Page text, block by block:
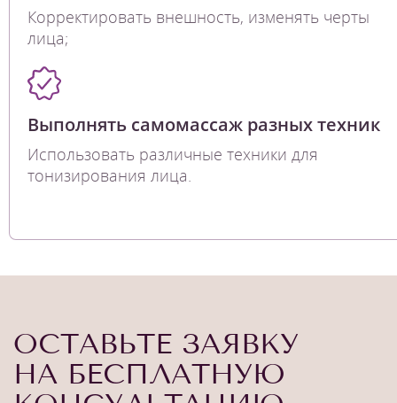
Корректировать внешность, изменять черты
лица;
Выполнять самомассаж разных техник
Использовать различные техники для
тонизирования лица.
ОСТАВЬТЕ ЗАЯВКУ
НА БЕСПЛАТНУЮ